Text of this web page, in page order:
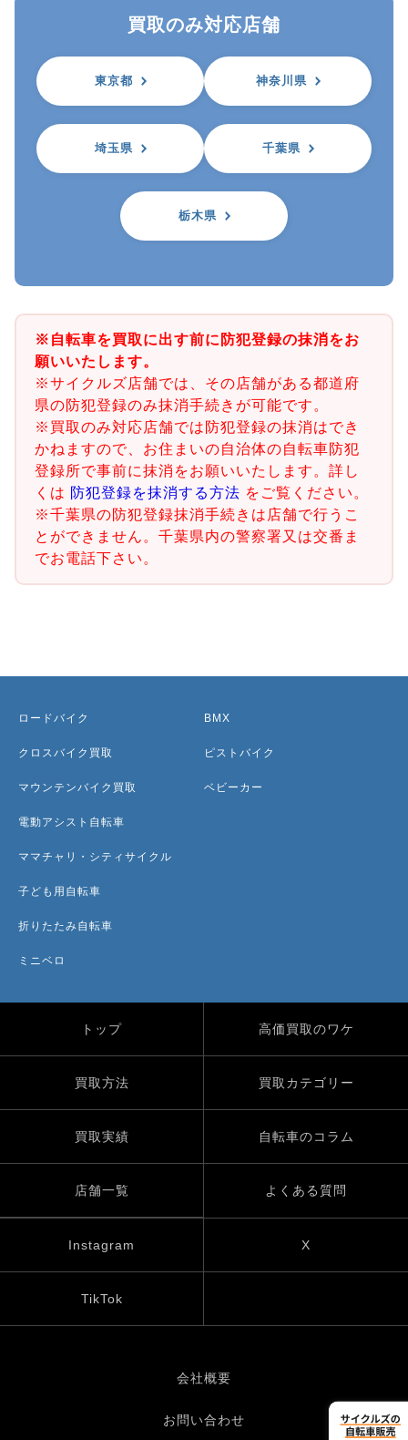
買取のみ対応店舗
東京都 神奈川県
埼玉県 千葉県
栃木県
※自転車を買取に出す前に防犯登録の抹消をお
願いいたします。
※サイクルズ店舗では、その店舗がある都道府
県の防犯登録のみ抹消手続きが可能です。
※買取のみ対応店舗では防犯登録の抹消はでき
かねますので、お住まいの自治体の自転車防犯
登録所で事前に抹消をお願いいたします。詳し
くは 防犯登録を抹消する方法 をご覧ください。
※千葉県の防犯登録抹消手続きは店舗で行うこ
とができません。千葉県内の警察署又は交番ま
でお電話下さい。
ロードバイク
クロスバイク買取
マウンテンバイク買取
電動アシスト自転車
ママチャリ・シティサイクル
子ども用自転車
折りたたみ自転車
ミニベロ
BMX
ピストバイク
ベビーカー
トップ 高価買取のワケ
買取方法 買取カテゴリー
買取実績 自転車のコラム
店舗一覧 よくある質問
Instagram X
TikTok
会社概要
お問い合わせ